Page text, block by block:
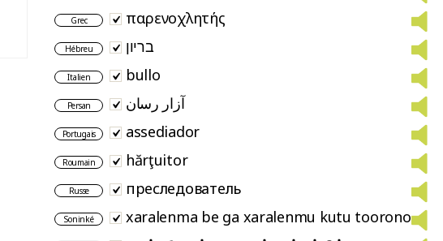
Grec παρενοχλητής
Hébreu בריון
Italien bullo
Persan آزار رسان
Portugais assediador
Roumain hărţuitor
Russe преследователь
Soninké xaralenma be ga xaralenmu kutu toorono